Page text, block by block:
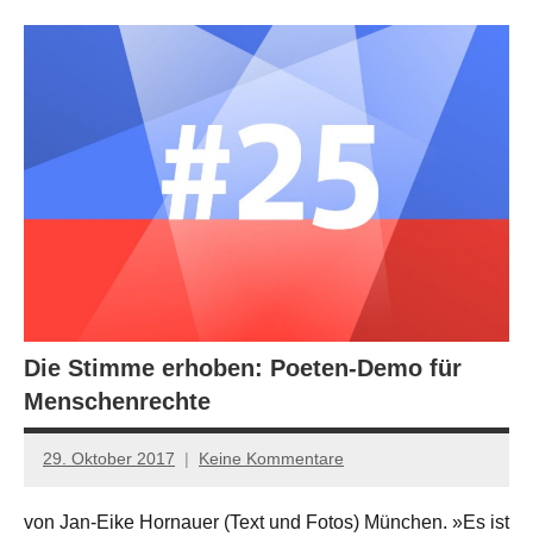
Die Stimme erhoben: Poeten-Demo für
Menschenrechte
29. Oktober 2017
Jan-
Hornauer
Keine Kommentare
von Jan-Eike Hornauer (Text und Fotos) München. »Es ist